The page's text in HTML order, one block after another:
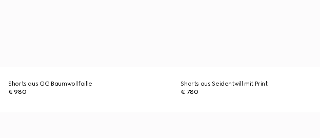
Shorts aus GG Baumwollfaille
€ 980
Shorts aus Seidentwill mit Print
€ 780